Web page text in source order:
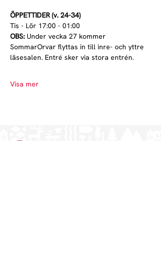
ÖPPETTIDER (v. 24-34)
Tis - Lör 17:00 - 01:00
OBS: Under vecka 27 kommer
SommarOrvar flyttas in till inre- och yttre
läsesalen. Entré sker via stora entrén.
Visa mer